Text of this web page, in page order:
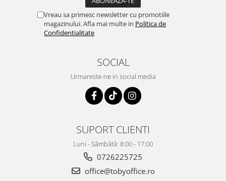
Detergenti vase
Dispensere si consumabile
Sapunuri si dezinfectanti
Vreau sa primesc newsletter cu promotiile
magazinului. Afla mai multe in Politica de
Confidentialitate
SOCIAL
Urmareste-ne in social media
SUPORT CLIENTI
Luni - Sâmbătă: 8:00 - 17:00
0726225725
office@tobyoffice.ro